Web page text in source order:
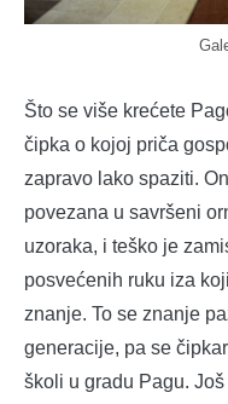
Što se više krećete
čipka o kojoj priča
zapravo lako spaziti.
povezana u savršeni
uzoraka, i teško je
posvećenih ruku iza
znanje. To se znanje
generacije, pa se
školi u gradu Pagu.